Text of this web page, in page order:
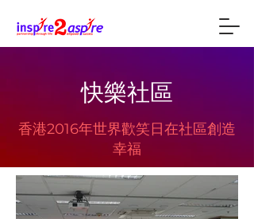
快樂社區
香港2016年世界歡笑日在社區創造
幸福